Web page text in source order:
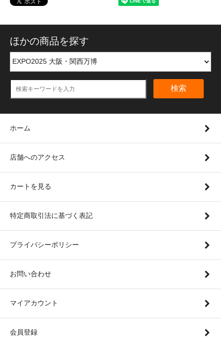
ほかの商品を探す
検索
ホーム
店舗へのアクセス
カートを見る
特定商取引法に基づく表記
プライバシーポリシー
お問い合わせ
マイアカウント
会員登録